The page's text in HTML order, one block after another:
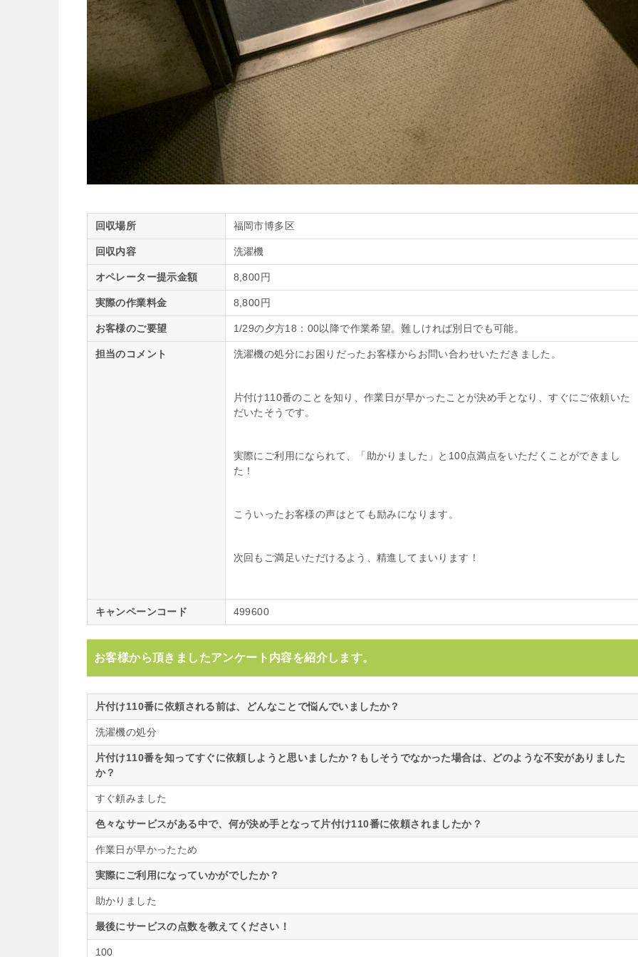
回収場所 福岡市博多区
回収内容 洗濯機
オペレーター提示金額 8,800円
実際の作業料金 8,800円
お客様のご要望 1/29の夕方18：00以降で作業希望。難しければ別日でも可能。
担当のコメント 洗濯機の処分にお困りだったお客様からお問い合わせいただきました。
片付け110番のことを知り、作業日が早かったことが決め手となり、すぐにご依頼いた
だいたそうです。
実際にご利用になられて、「助かりました」と100点満点をいただくことができまし
た！
こういったお客様の声はとても励みになります。
次回もご満足いただけるよう、精進してまいります！
キャンペーンコード 499600
お客様から頂きましたアンケート内容を紹介します。
片付け110番に依頼される前は、どんなことで悩んでいましたか？
洗濯機の処分
片付け110番を知ってすぐに依頼しようと思いましたか？もしそうでなかった場合は、どのような不安がありました
か？
すぐ頼みました
色々なサービスがある中で、何が決め手となって片付け110番に依頼されましたか？
作業日が早かったため
実際にご利用になっていかがでしたか？
助かりました
最後にサービスの点数を教えてください！
100